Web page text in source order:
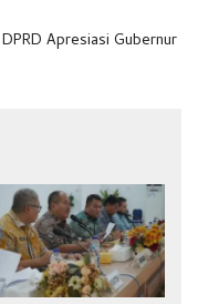
Apresiasi Gubernur